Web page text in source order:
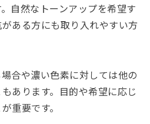
自然なトーンアップを希望す
ある方にも取り入れやすい方
合や濃い色素に対しては他の
あります。目的や希望に応じ
重要です。